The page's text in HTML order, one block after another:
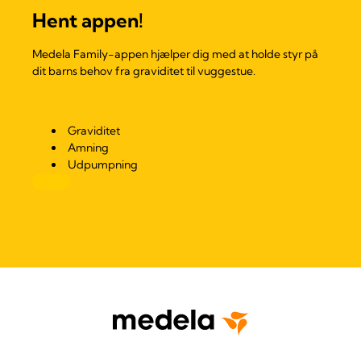
Hent appen!
Medela Family-appen hjælper dig med at holde styr på
dit barns behov fra graviditet til vuggestue.
Graviditet
Amning
Udpumpning